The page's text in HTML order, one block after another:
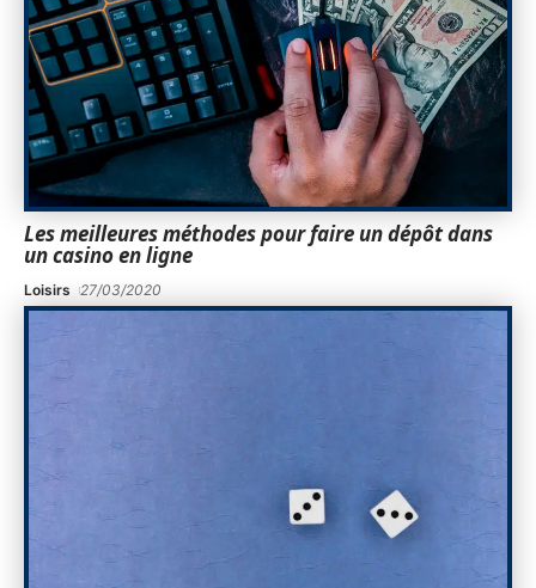
Les meilleures méthodes pour faire un dépôt dans
un casino en ligne
Loisirs 27/03/2020